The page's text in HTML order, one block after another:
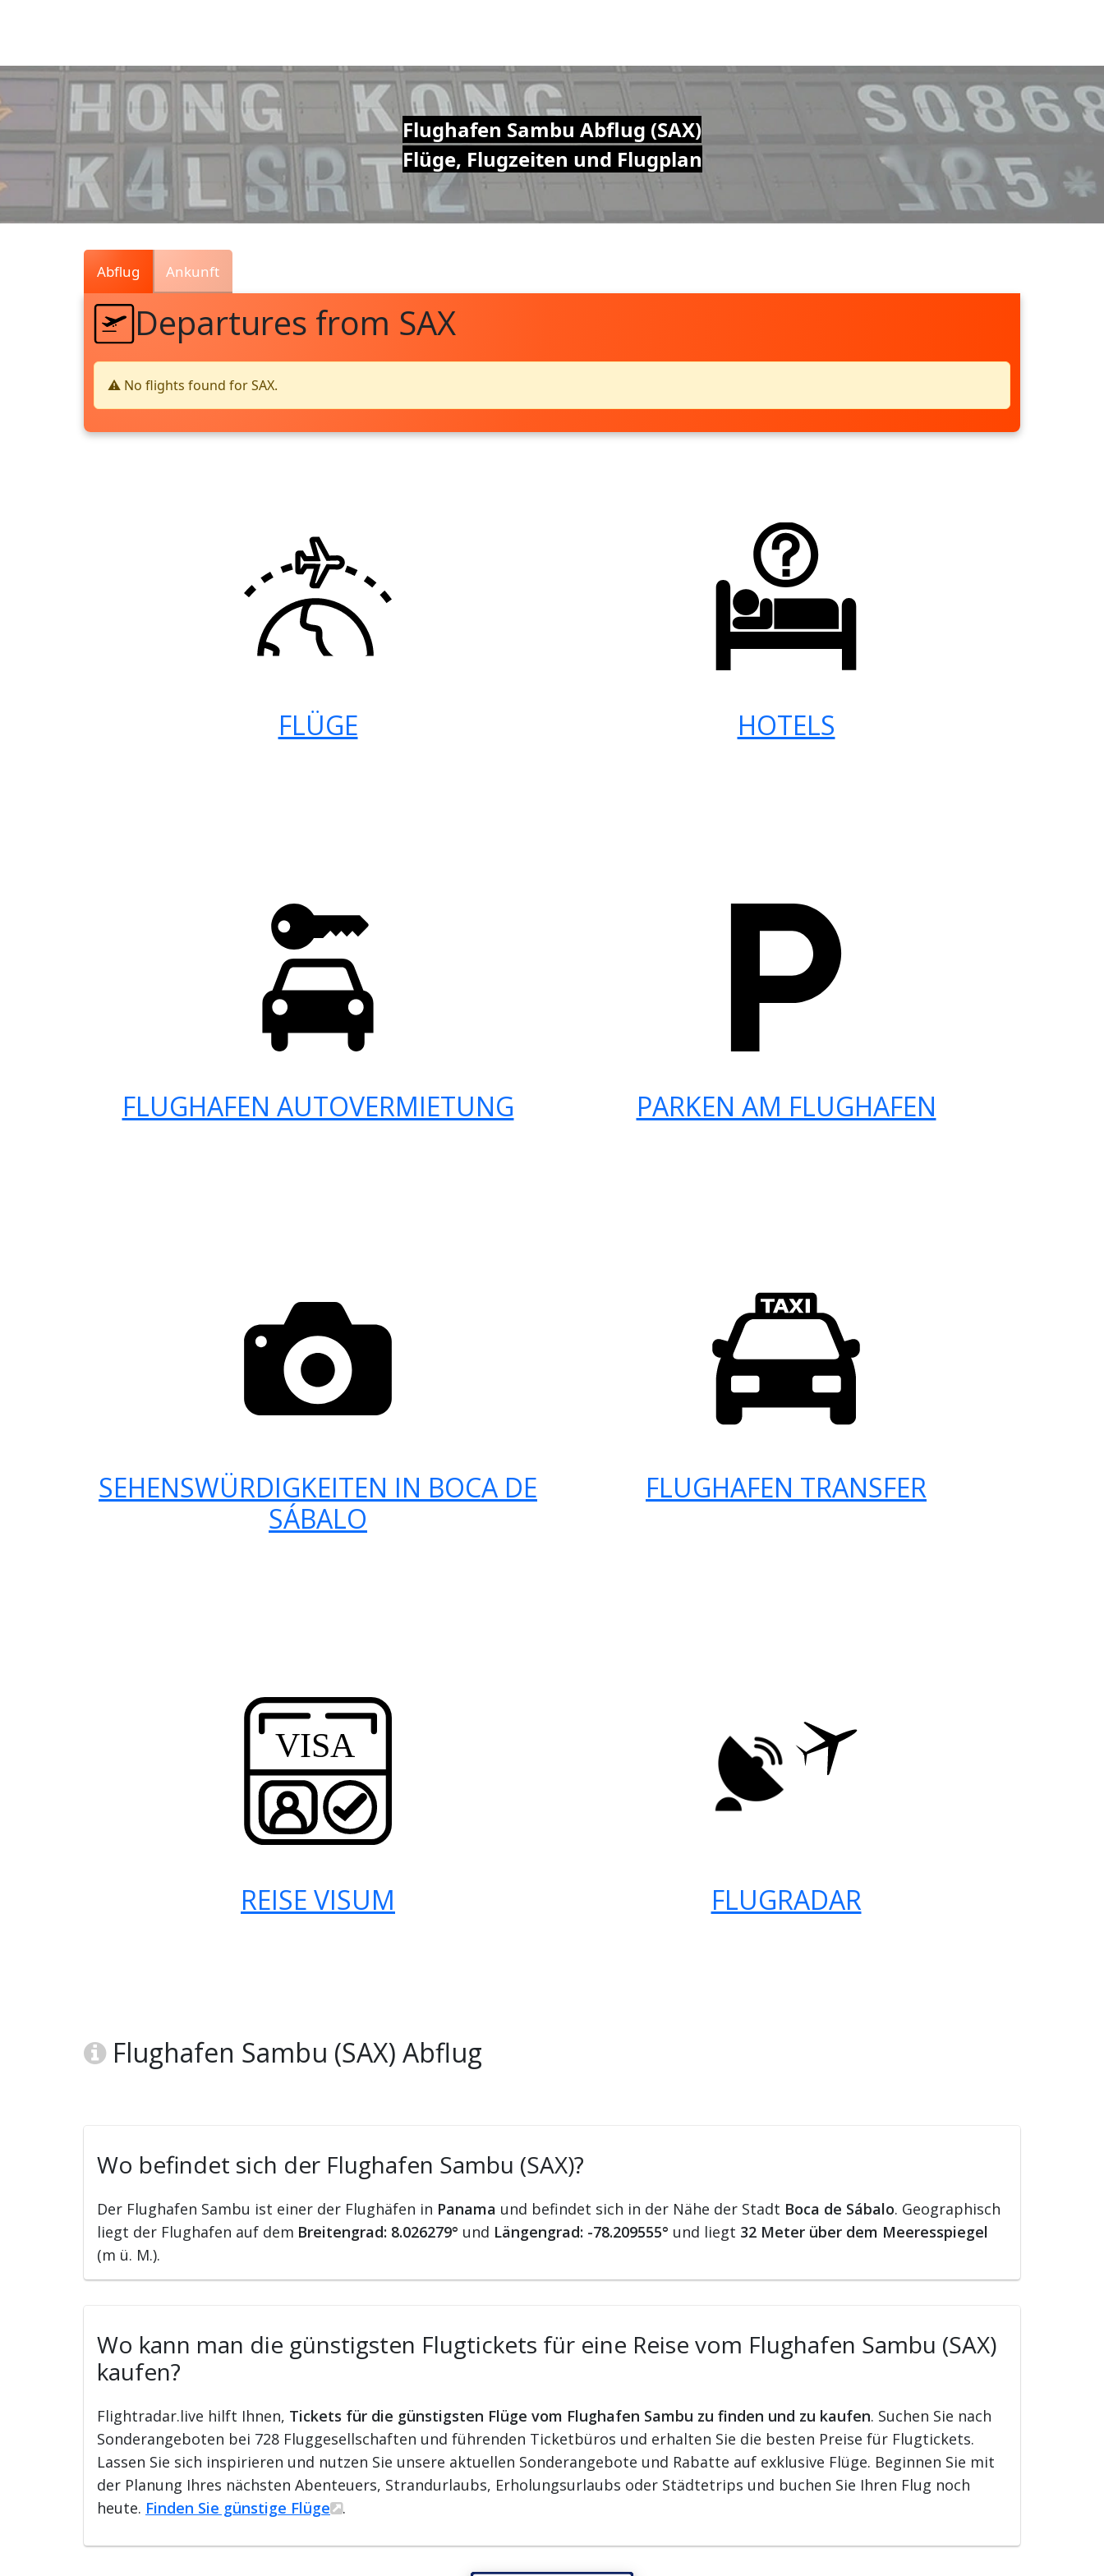
Traffic
Live
Flughafen Sambu Abflug (SAX)
Flüge, Flugzeiten und Flugplan
Abflug Ankunft
Departures from SAX
⚠️ No flights found for SAX.
FLÜGE HOTELS
FLUGHAFEN AUTOVERMIETUNG PARKEN AM FLUGHAFEN
SEHENSWÜRDIGKEITEN IN BOCA DE
SÁBALO
FLUGHAFEN TRANSFER
REISE VISUM FLUGRADAR
Flughafen Sambu (SAX) Abflug
Wo befindet sich der Flughafen Sambu (SAX)?
Der Flughafen Sambu ist einer der Flughäfen in Panama und befindet sich in der Nähe der Stadt Boca de Sábalo. Geographisch
liegt der Flughafen auf dem Breitengrad: 8.026279° und Längengrad: -78.209555° und liegt 32 Meter über dem Meeresspiegel
(m ü. M.).
Wo kann man die günstigsten Flugtickets für eine Reise vom Flughafen Sambu (SAX)
kaufen?
Flightradar.live hilft Ihnen, Tickets für die günstigsten Flüge vom Flughafen Sambu zu finden und zu kaufen. Suchen Sie nach
Sonderangeboten bei 728 Fluggesellschaften und führenden Ticketbüros und erhalten Sie die besten Preise für Flugtickets.
Lassen Sie sich inspirieren und nutzen Sie unsere aktuellen Sonderangebote und Rabatte auf exklusive Flüge. Beginnen Sie mit
der Planung Ihres nächsten Abenteuers, Strandurlaubs, Erholungsurlaubs oder Städtetrips und buchen Sie Ihren Flug noch
heute. Finden Sie günstige Flüge .